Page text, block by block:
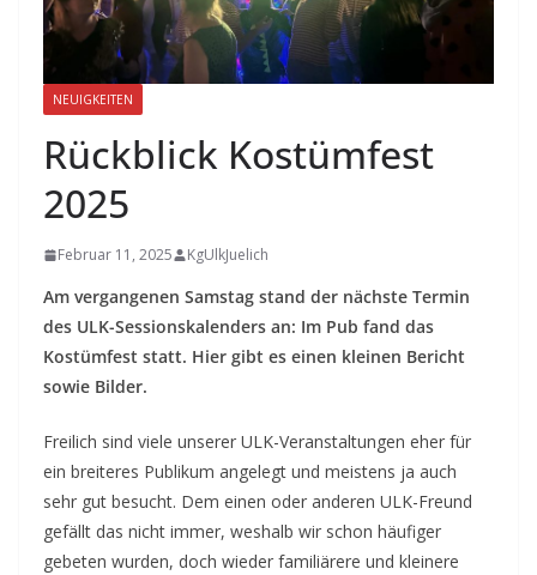
NEUIGKEITEN
Rückblick Kostümfest
2025
Februar 11, 2025 KgUlkJuelich
Am vergangenen Samstag stand der nächste Termin
des ULK-Sessionskalenders an: Im Pub fand das
Kostümfest statt. Hier gibt es einen kleinen Bericht
sowie Bilder.
Freilich sind viele unserer ULK-Veranstaltungen eher für
ein breiteres Publikum angelegt und meistens ja auch
sehr gut besucht. Dem einen oder anderen ULK-Freund
gefällt das nicht immer, weshalb wir schon häufiger
gebeten wurden, doch wieder familiärere und kleinere